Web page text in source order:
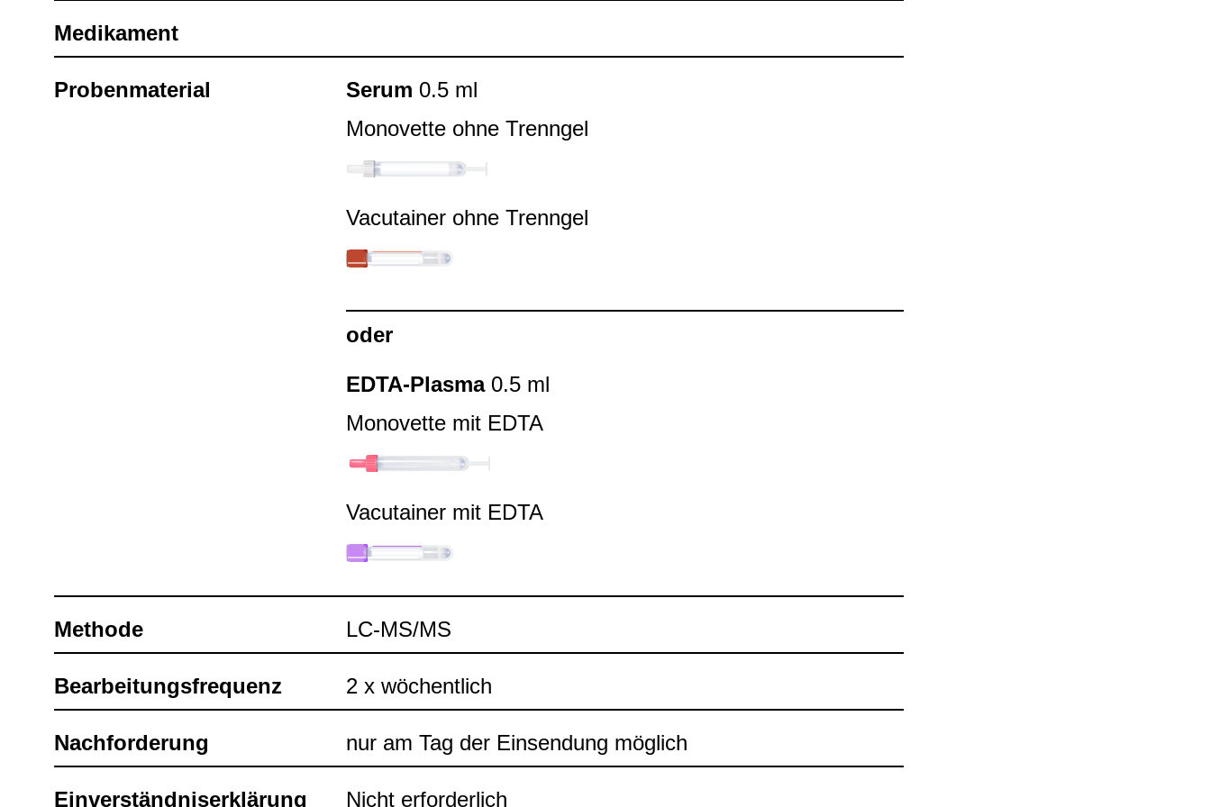
Medi­ka­ment
Pro­ben­ma­te­rial Serum 0.5 ml
Mono­vette ohne Trenn­gel
Vacu­tai­ner ohne Trenn­gel
oder
EDTA-​Plasma0.5 ml
Mono­vette mit EDTA
Vacu­tai­ner mit EDTA
Methode LC-​MS/MS
Bear­bei­tungs­fre­quenz 2 x wöchent­lich
Nach­for­de­rung nur am Tag der Ein­sen­dung mög­lich
Ein­ver­ständ­nis­er­klä­rung Nicht erfor­der­lich